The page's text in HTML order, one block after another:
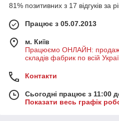
81% позитивних з 17 відгуків за
Працює з 05.07.2013
м. Київ
Працюємо ОНЛАЙН: продаж
складів фабрик по всій
Контакти
Сьогодні працює з 11:00
Показати весь графік